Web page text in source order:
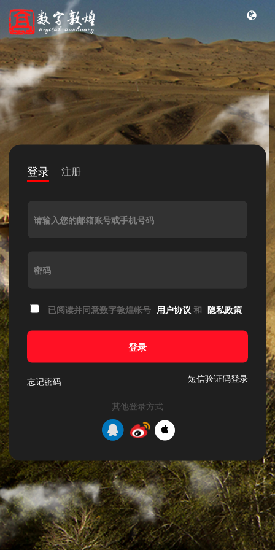
登录 注册
请输入您的邮箱账号或手机号码
密码
已阅读并同意数字敦煌帐号 用户协议 和 隐私政策
登录
忘记密码 短信验证码登录
其他登录方式